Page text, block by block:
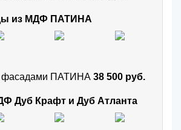
из МДФ ПАТИНА
фасадами ПАТИНА 38 500 руб.
Дуб Крафт и Дуб Атланта